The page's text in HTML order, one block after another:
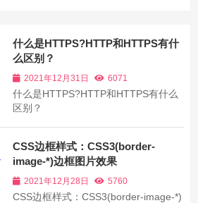
什么是HTTPS?HTTP和HTTPS有什
么区别？
2021年12月31日 6071
什么是HTTPS?HTTP和HTTPS有什么
区别？
CSS边框样式：CSS3(border-
image-*)边框图片效果
2021年12月28日 5760
CSS边框样式：CSS3(border-image-*)